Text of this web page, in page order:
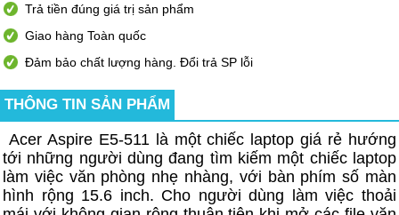
Trả tiền đúng giá trị sản phẩm
Giao hàng Toàn quốc
Đảm bảo chất lượng hàng. Đổi trả SP lỗi
THÔNG TIN SẢN PHẨM
Acer Aspire E5-511 là một chiếc laptop giá rẻ hướng
tới những người dùng đang tìm kiếm một chiếc laptop
làm việc văn phòng nhẹ nhàng, với bàn phím số màn
hình rộng 15.6 inch. Cho người dùng làm việc thoải